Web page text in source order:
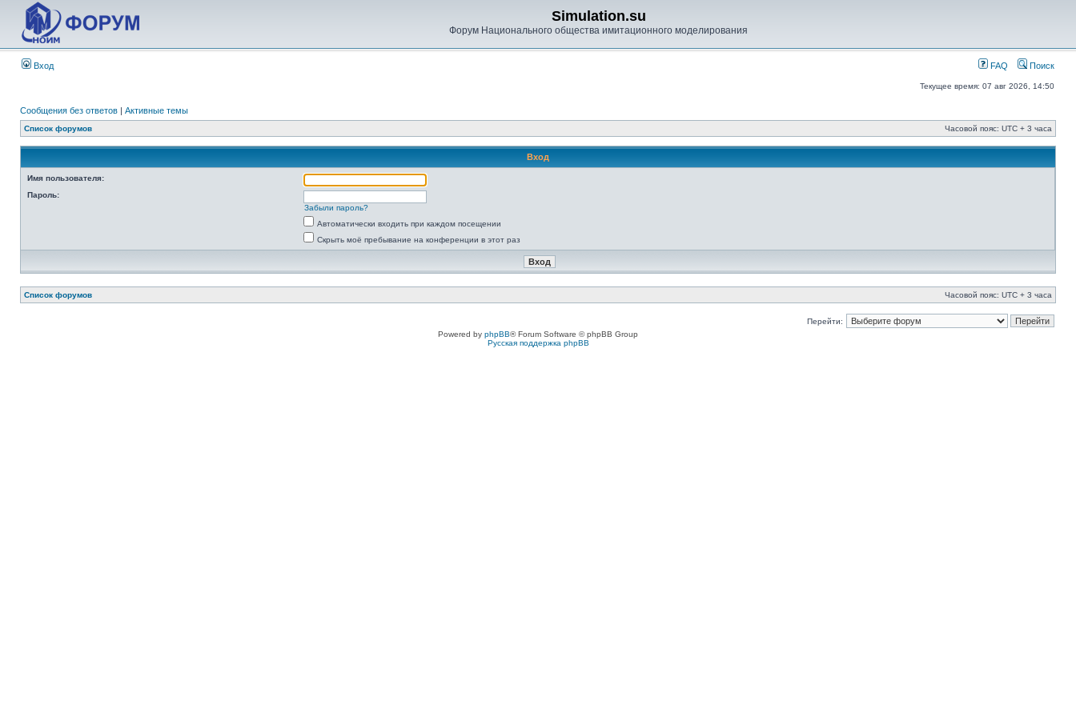
Simulation.su
Форум Национального общества имитационного моделирования
Вход FAQ Поиск
Текущее время: 07 авг 2026, 14:50
Сообщения без ответов | Активные темы
Список форумов Часовой пояс: UTC + 3 часа
Вход
Имя пользователя:
Пароль:
Забыли пароль?
Автоматически входить при каждом посещении
Скрыть моё пребывание на конференции в этот раз
Список форумов Часовой пояс: UTC + 3 часа
Перейти:
Powered by phpBB® Forum Software © phpBB Group
Русская поддержка phpBB